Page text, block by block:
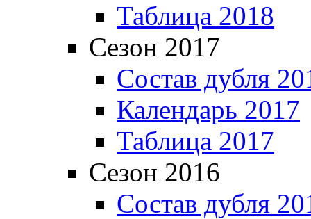
Таблица 2018
Сезон 2017
Состав дубля
Календарь 2017
Таблица 2017
Сезон 2016
Состав дубля